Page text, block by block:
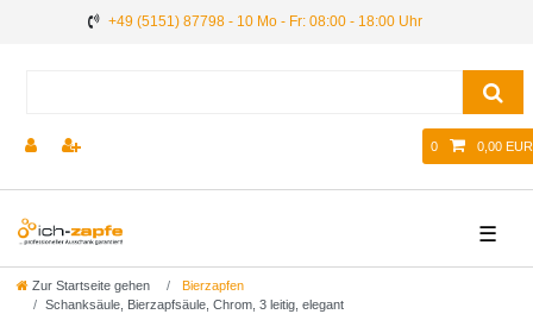
+49 (5151) 87798 - 10 Mo - Fr: 08:00 - 18:00 Uhr
0 0,00 EUR
☰
Zur Startseite gehen
Bierzapfen
Schanksäule, Bierzapfsäule, Chrom, 3 leitig, elegant